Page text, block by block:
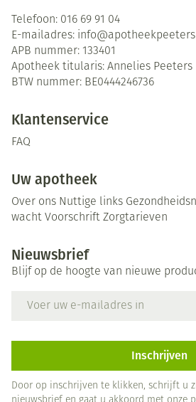
Telefoon: 016 69 91 04
E-mailadres: info@
APB nummer: 133401
Apotheek titularis: Annelies Peeters
BTW nummer: BE0444246736
Klantenservice
FAQ
Uw apotheek
Over ons Nuttige links
wacht Voorschrift Zorgtarieven
Nieuwsbrief
Blijf op de hoogte van nieuwe
Inschrijven
Door op inschrijven te klikken, schrijft u